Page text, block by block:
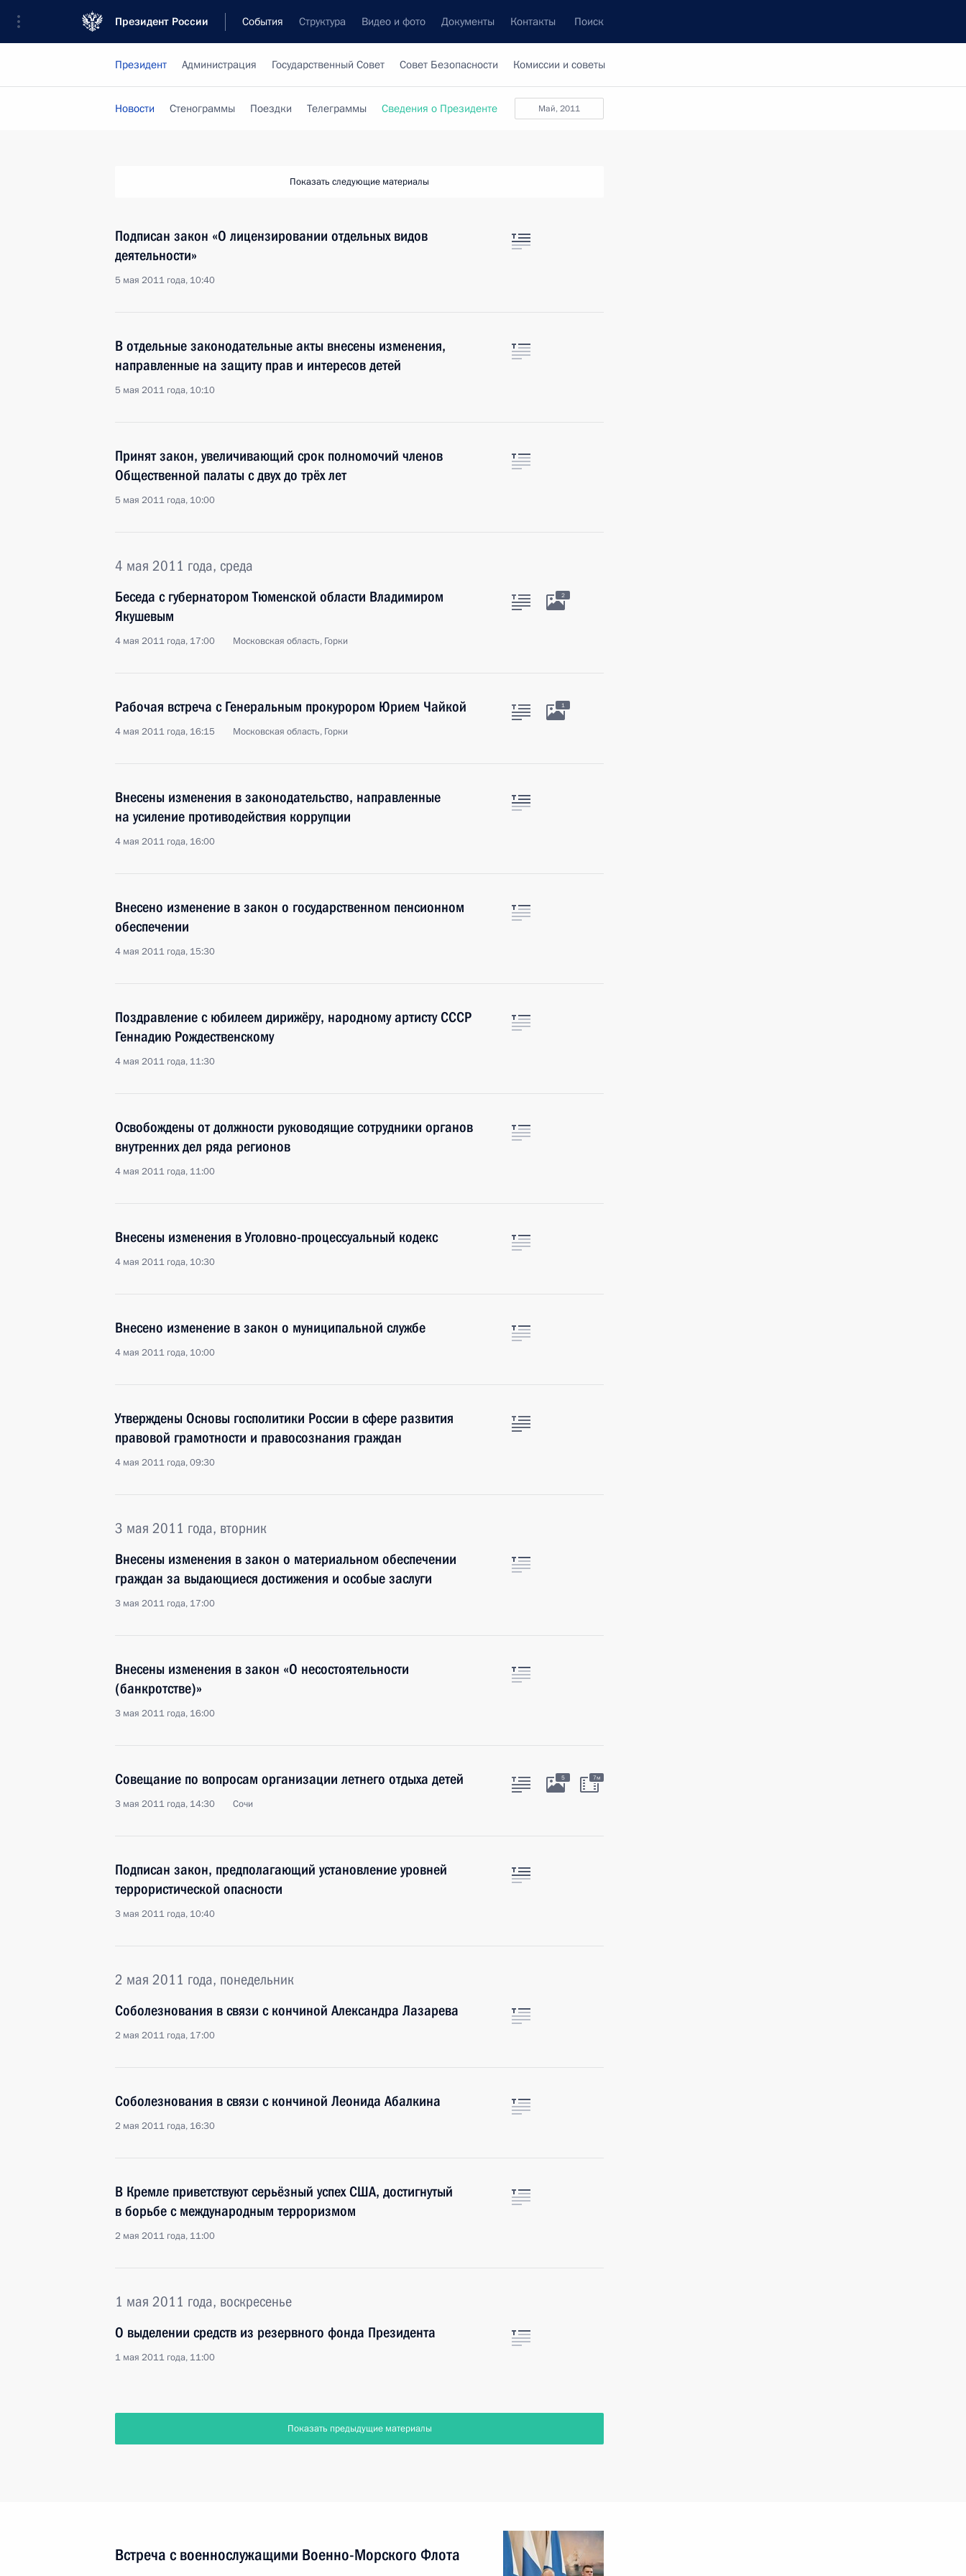
Президент России События Структура Видео и фото Документы Контакты Поиск
Президент Администрация Государственный Совет Совет Безопасности Комиссии и советы
май, 2011
Новости Стенограммы Поездки Телеграммы Сведения о Президенте
Показать следующие материалы
Подписан закон «О лицензировании отдельных видов
деятельности»
5 мая 2011 года, 10:40
В отдельные законодательные акты внесены изменения,
направленные на защиту прав и интересов детей
5 мая 2011 года, 10:10
Принят закон, увеличивающий срок полномочий членов
Общественной палаты с двух до трёх лет
5 мая 2011 года, 10:00
4 мая 2011 года, среда
Беседа с губернатором Тюменской области Владимиром
Якушевым
4 мая 2011 года, 17:00 Московская область, Горки
2
Рабочая встреча с Генеральным прокурором Юрием Чайкой
4 мая 2011 года, 16:15 Московская область, Горки
1
Внесены изменения в законодательство, направленные
на усиление противодействия коррупции
4 мая 2011 года, 16:00
Внесено изменение в закон о государственном пенсионном
обеспечении
4 мая 2011 года, 15:30
Поздравление с юбилеем дирижёру, народному артисту СССР
Геннадию Рождественскому
4 мая 2011 года, 11:30
Освобождены от должности руководящие сотрудники органов
внутренних дел ряда регионов
4 мая 2011 года, 11:00
Внесены изменения в Уголовно-процессуальный кодекс
4 мая 2011 года, 10:30
Внесено изменение в закон о муниципальной службе
4 мая 2011 года, 10:00
Утверждены Основы госполитики России в сфере развития
правовой грамотности и правосознания граждан
4 мая 2011 года, 09:30
3 мая 2011 года, вторник
Внесены изменения в закон о материальном обеспечении
граждан за выдающиеся достижения и особые заслуги
3 мая 2011 года, 17:00
Внесены изменения в закон «О несостоятельности
(банкротстве)»
3 мая 2011 года, 16:00
Совещание по вопросам организации летнего отдыха детей
3 мая 2011 года, 14:30 Сочи
5 7м
Подписан закон, предполагающий установление уровней
террористической опасности
3 мая 2011 года, 10:40
2 мая 2011 года, понедельник
Соболезнования в связи с кончиной Александра Лазарева
2 мая 2011 года, 17:00
Соболезнования в связи с кончиной Леонида Абалкина
2 мая 2011 года, 16:30
В Кремле приветствуют серьёзный успех США, достигнутый
в борьбе с международным терроризмом
2 мая 2011 года, 11:00
1 мая 2011 года, воскресенье
О выделении средств из резервного фонда Президента
1 мая 2011 года, 11:00
Показать предыдущие материалы
Встреча с военнослужащими Военно-Морского Флота